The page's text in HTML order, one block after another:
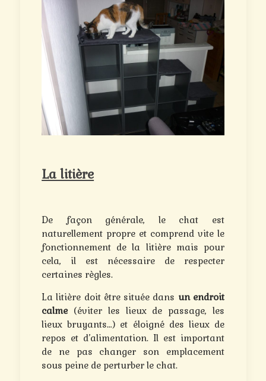
La litière
De façon générale, le chat est
naturellement propre et comprend vite le
fonctionnement de la litière mais pour
cela, il est nécessaire de respecter
certaines règles.
La litière doit être située dans un endroit
calme(éviter les lieux de passage, les
lieux bruyants…) et éloigné des lieux de
repos et d’alimentation. Il est important
de ne pas changer son emplacement
sous peine de perturber le chat.